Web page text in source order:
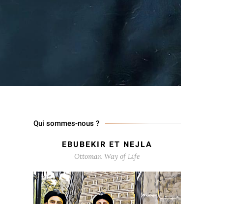
Qui sommes-nous ?
EBUBEKIR ET NEJLA
Ottoman Way of Life